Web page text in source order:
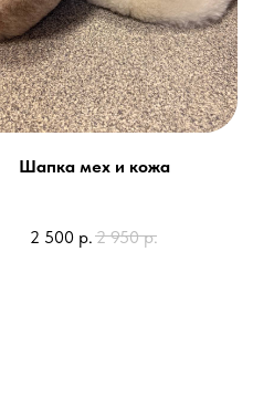
Шапка мех и кожа
2 500 р. 2 950 р.